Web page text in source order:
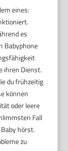
eines:
es
Babyphone
ihren Dienst.
du frühzeitig
können
oder leere
Fall
hörst.
zu